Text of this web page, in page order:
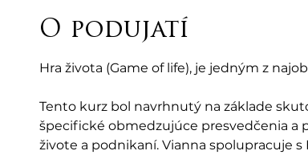
O podujatí
Hra života (Game of life), je jedným z
Tento kurz bol navrhnutý na základe
špecifické obmedzujúce presvedčenia a
živote a podnikaní. Vianna spolupracuje